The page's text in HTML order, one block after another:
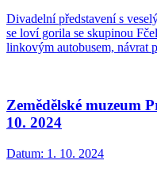
Divadelní představení s
se loví gorila se skupinou
linkovým autobusem, návrat
Zemědělské muzeum
10. 2024
Datum: 1. 10. 2024